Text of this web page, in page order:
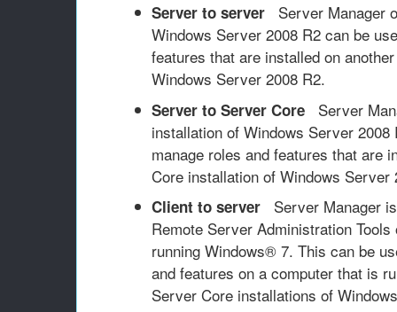
Server to server Server Manager
Windows Server 2008 R2 can be
features that are installed on
Windows Server 2008 R2.
Server to Server Core Server
installation of Windows Server 2008
manage roles and features that are
Core installation of Windows Server
Client to server Server Manager
Remote Server Administration
running Windows® 7. This can be
and features on a computer that is
Server Core installations of